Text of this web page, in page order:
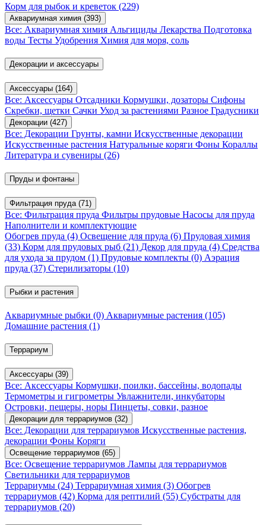
Корм для рыбок и креветок (229)
Аквариумная химия (393)
Все: Аквариумная химия Альгициды Лекарства Подготовка
воды Тесты Удобрения Химия для моря, соль
Декорации и аксессуары
Аксессуары (164)
Все: Аксессуары Отсадники Кормушки, дозаторы Сифоны
Скребки, щетки Сачки Уход за растениями Разное Градусники
Декорации (427)
Все: Декорации Грунты, камни Искусственные декорации
Искусственные растения Натуральные коряги Фоны Кораллы
Литература и сувениры (26)
Пруды и фонтаны
Фильтрация пруда (71)
Все: Фильтрация пруда Фильтры прудовые Насосы для пруда
Наполнители и комплектующие
Обогрев пруда (4) Освещение для пруда (6) Прудовая химия
(33) Корм для прудовых рыб (21) Декор для пруда (4) Средства
для ухода за прудом (1) Прудовые комплекты (0) Аэрация
пруда (37) Стерилизаторы (10)
Рыбки и растения
Аквариумные рыбки (0) Аквариумные растения (105)
Домашние растения (1)
Террариум
Аксессуары (39)
Все: Аксессуары Кормушки, поилки, бассейны, водопады
Термометры и гигрометры Увлажнители, инкубаторы
Островки, пещеры, норы Пинцеты, совки, разное
Декорации для террариумов (32)
Все: Декорации для террариумов Искусственные растения,
декорации Фоны Коряги
Освещение террариумов (65)
Все: Освещение террариумов Лампы для террариумов
Светильники для террариумов
Террариумы (24) Террариумная химия (3) Обогрев
террариумов (42) Корма для рептилий (55) Субстраты для
террариумов (20)